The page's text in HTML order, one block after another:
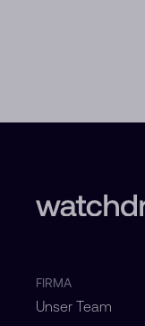
FIRMA
Unser Team